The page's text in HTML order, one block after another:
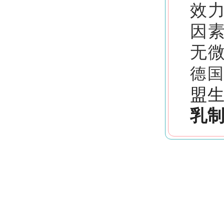
效
因
无
德
盟
乳